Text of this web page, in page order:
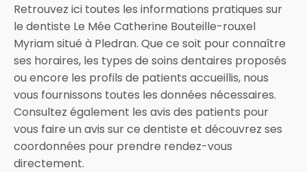
Retrouvez ici toutes les informations pratiques sur
le dentiste Le Mée Catherine Bouteille-rouxel
Myriam situé à Pledran. Que ce soit pour connaître
ses horaires, les types de soins dentaires proposés
ou encore les profils de patients accueillis, nous
vous fournissons toutes les données nécessaires.
Consultez également les avis des patients pour
vous faire un avis sur ce dentiste et découvrez ses
coordonnées pour prendre rendez-vous
directement.